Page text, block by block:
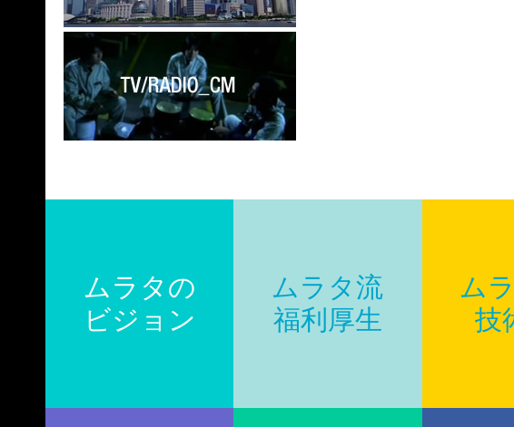
ムラタの
ビジョン
ムラタ流
福利厚生
ム
技